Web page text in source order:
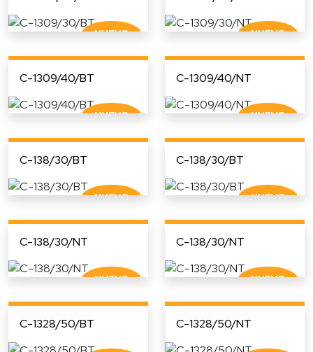
C-1309/40/BT C-1309/40/NT
C-138/30/BT C-138/30/BT
C-138/30/NT C-138/30/NT
C-1328/50/BT C-1328/50/NT